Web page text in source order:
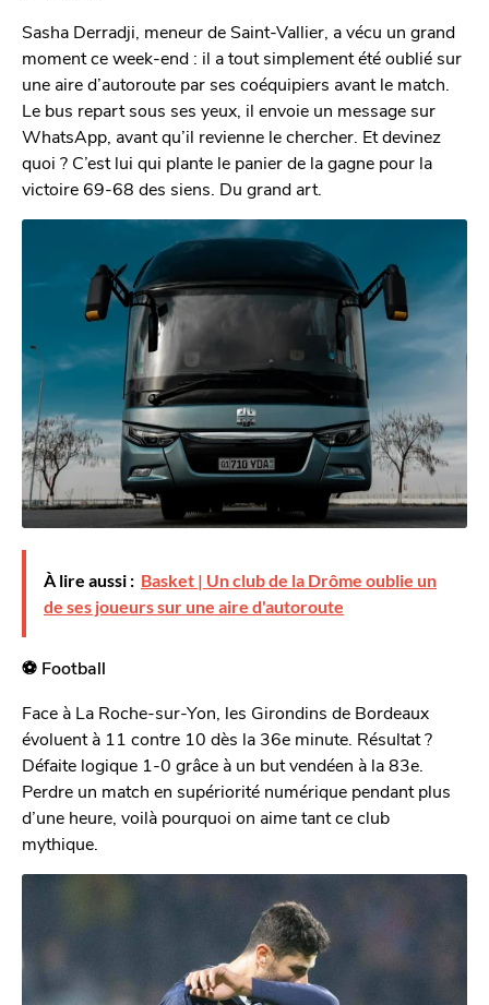
Sasha Derradji, meneur de Saint-Vallier, a vécu un grand
moment ce week-end : il a tout simplement été oublié sur
une aire d’autoroute par ses coéquipiers avant le match.
Le bus repart sous ses yeux, il envoie un message sur
WhatsApp, avant qu’il revienne le chercher. Et devinez
quoi ? C’est lui qui plante le panier de la gagne pour la
victoire 69-68 des siens. Du grand art.
À lire aussi : Basket | Un club de la Drôme oublie un
de ses joueurs sur une aire d'autoroute
⚽️ Football
Face à La Roche-sur-Yon, les Girondins de Bordeaux
évoluent à 11 contre 10 dès la 36e minute. Résultat ?
Défaite logique 1-0 grâce à un but vendéen à la 83e.
Perdre un match en supériorité numérique pendant plus
d’une heure, voilà pourquoi on aime tant ce club
mythique.